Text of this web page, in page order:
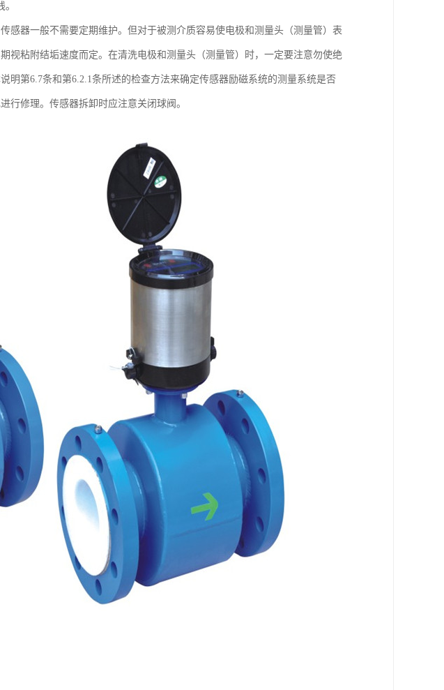
感器一般不需要定期维护。但对于被测介质容易使电极和测量头（测量管）表
视粘附结垢速度而定。在清洗电极和测量头（测量管）时，一定要注意勿使绝
明第6.7条和第6.2.1条所述的检查方法来确定传感器励磁系统的测量系统是否
行修理。传感器拆卸时应注意关闭球阀。